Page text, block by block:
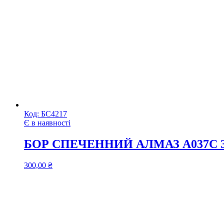
Код: БС4217
Є в наявності
БОР СПЕЧЕННИЙ АЛМАЗ A037C
300,00 ₴